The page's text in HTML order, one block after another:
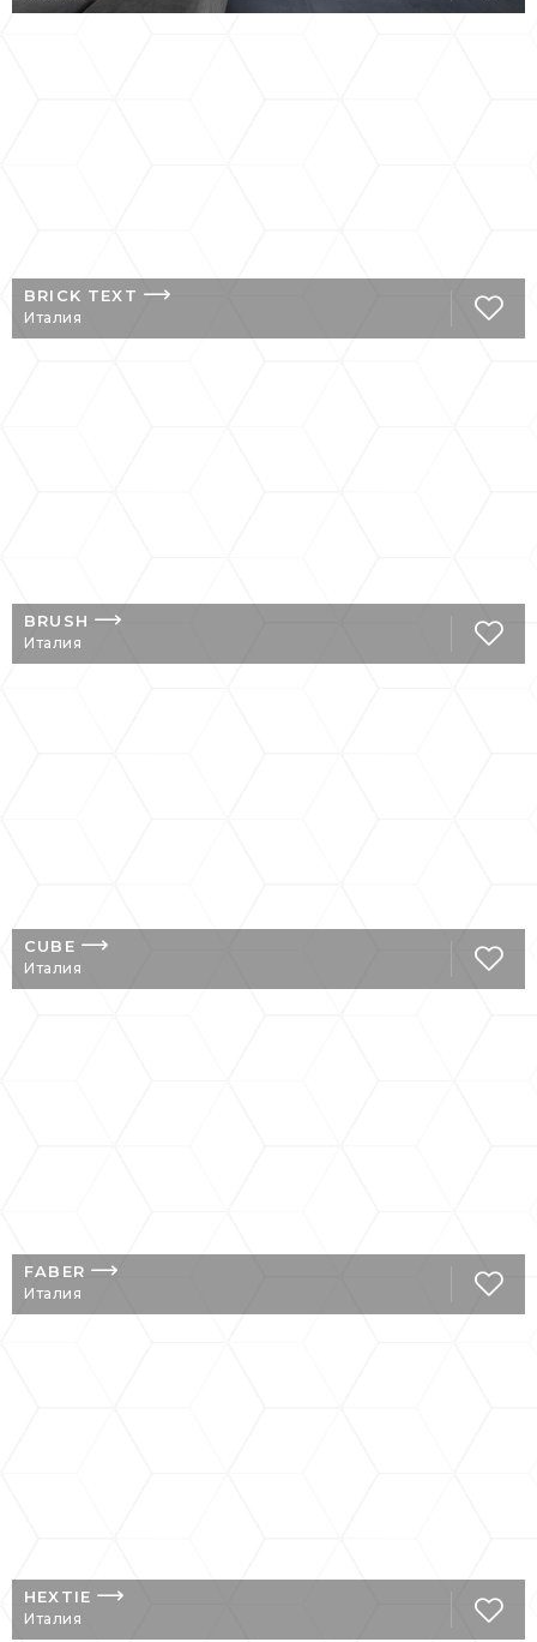
BRICK TEXT
Италия
BRUSH
Италия
CUBE
Италия
FABER
Италия
HEXTIE
Италия